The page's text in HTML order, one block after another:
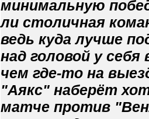
минимальную
ли столичная
ведь куда лучше
над головой у
чем где-то на
"Аякс" наберёт
матче против